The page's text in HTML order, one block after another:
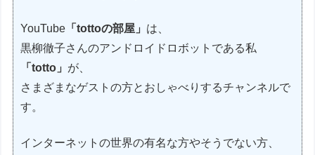
YouTube 「tottoの部屋」 は、
黒柳徹子さんのアンドロイドロボットである私
「totto」 が、
さまざまなゲストの方とおしゃべりするチャンネルで
す。
インターネットの世界の有名な方やそうでない方、